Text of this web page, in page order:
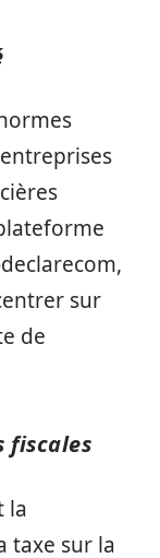
sur
de
fiscales
la
taxe sur la